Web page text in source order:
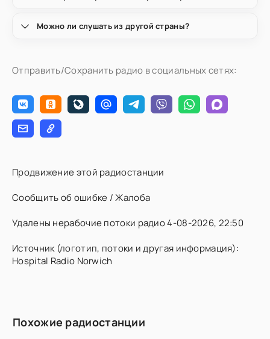
Можно ли слушать из другой страны?
Отправить/Сохранить радио в социальных сетях:
Продвижение этой радиостанции
Сообщить об ошибке / Жалоба
Удалены нерабочие потоки радио 4-08-2026, 22:50
Источник (логотип, потоки и другая информация):
Hospital Radio Norwich
Похожие радиостанции